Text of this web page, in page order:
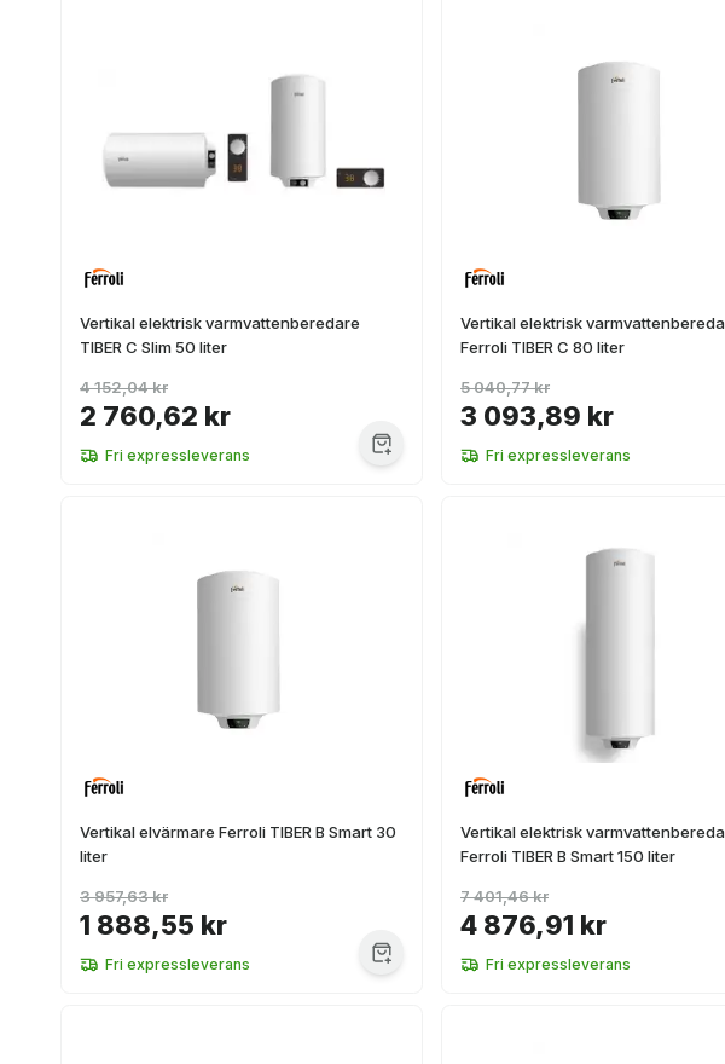
Vertikal elektrisk varmvattenberedare
TIBER C Slim 50 liter
2 760,62 kr
4 152,04 kr
Fri expressleverans
Vertikal elektrisk
Ferroli TIBER C 80 liter
3 093,89 kr
5 040,77 kr
Fri expressleverans
Vertikal elvärmare Ferroli TIBER B Smart 30
liter
1 888,55 kr
3 957,63 kr
Fri expressleverans
Vertikal elektrisk
Ferroli TIBER B Smart 150 liter
4 876,91 kr
7 401,46 kr
Fri expressleverans